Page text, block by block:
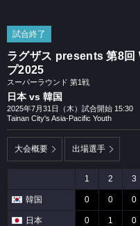
試合終了
ラグザス presents 第8回
プ2025
スーパーラウンド 第1戦
日本 vs 韓国
2025年7月31日（木）試合開始 15:30
Tainan City's Asia-Pacific Youth
大会概要 出場選手
1 2 3
韓国 0 0 0
日本 0 1 0